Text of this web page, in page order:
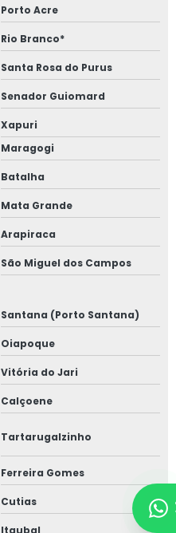
Porto Acre
Rio Branco*
Santa Rosa do Purus
Senador Guiomard
Xapuri
Maragogi
Batalha
Mata Grande
Arapiraca
São Miguel dos Campos
Santana (Porto Santana)
Oiapoque
Vitória do Jari
Calçoene
Tartarugalzinho
Ferreira Gomes
Cutias